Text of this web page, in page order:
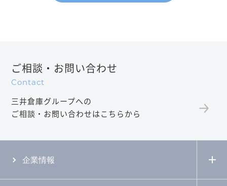
ご相談・お問い合わせ
Contact
三井倉庫グループへの
ご相談・お問い合わせはこちらから
企業情報